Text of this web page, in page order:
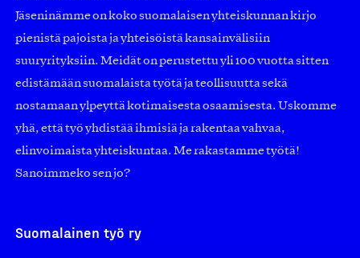
Jäseninämme on koko suomalaisen yhteiskunnan kirjo
pienistä pajoista ja yhteisöistä kansainvälisiin
suuryrityksiin. Meidät on perustettu yli 100 vuotta sitten
edistämään suomalaista työtä ja teollisuutta sekä
nostamaan ylpeyttä kotimaisesta osaamisesta. Uskomme
yhä, että työ yhdistää ihmisiä ja rakentaa vahvaa,
elinvoimaista yhteiskuntaa. Me rakastamme työtä!
Sanoimmeko sen jo?
Suomalainen työ ry